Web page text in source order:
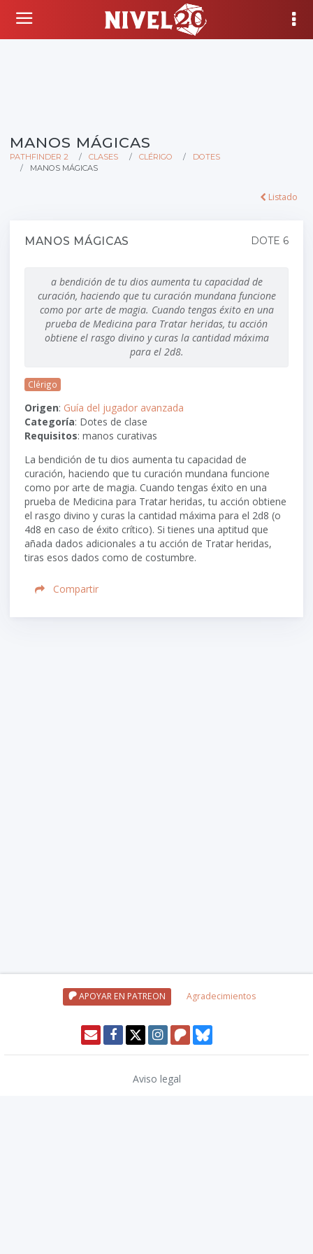
MANOS MÁGICAS
PATHFINDER 2 CLASES CLÉRIGO
DOTES
MANOS MÁGICAS
Listado
MANOS MÁGICAS DOTE 6
a bendición de tu dios aumenta tu capacidad de
curación, haciendo que tu curación mundana funcione
como por arte de magia. Cuando tengas éxito en una
prueba de Medicina para Tratar heridas, tu acción
obtiene el rasgo divino y curas la cantidad máxima
para el 2d8.
Clérigo
Origen: Guía del jugador avanzada
Categoría: Dotes de clase
Requisitos: manos curativas
La bendición de tu dios aumenta tu capacidad de
curación, haciendo que tu curación mundana funcione
como por arte de magia. Cuando tengas éxito en una
prueba de Medicina para Tratar heridas, tu acción obtiene
el rasgo divino y curas la cantidad máxima para el 2d8 (o
4d8 en caso de éxito crítico). Si tienes una aptitud que
añada dados adicionales a tu acción de Tratar heridas,
tiras esos dados como de costumbre.
Compartir
APOYAR EN PATREON Agradecimientos
Aviso legal